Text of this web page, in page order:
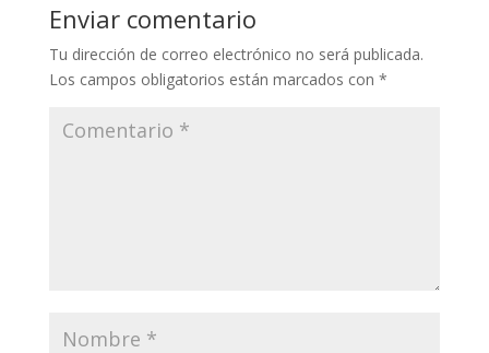
Enviar comentario
Tu dirección de correo electrónico no será publicada.
Los campos obligatorios están marcados con *